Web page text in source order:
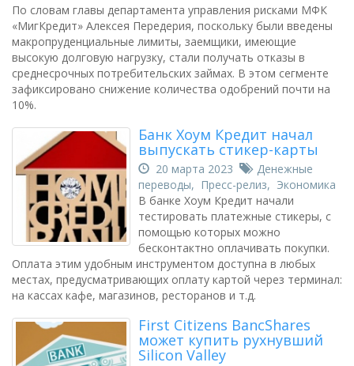
По словам главы департамента управления рисками МФК
«МигКредит» Алексея Передерия, поскольку были введены
макропруденциальные лимиты, заемщики, имеющие
высокую долговую нагрузку, стали получать отказы в
среднесрочных потребительских займах. В этом сегменте
зафиксировано снижение количества одобрений почти на
10%.
Банк Хоум Кредит начал
выпускать стикер-карты
20 марта 2023
Денежные
переводы, Пресс-релиз, Экономика
В банке Хоум Кредит начали
тестировать платежные стикеры, с
помощью которых можно
бесконтактно оплачивать покупки.
Оплата этим удобным инструментом доступна в любых
местах, предусматривающих оплату картой через терминал:
на кассах кафе, магазинов, ресторанов и т.д.
First Citizens BancShares
может купить рухнувший
Silicon Valley